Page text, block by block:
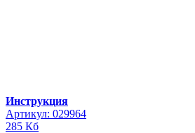
Инструкция
Артикул: 029964
285 Кб